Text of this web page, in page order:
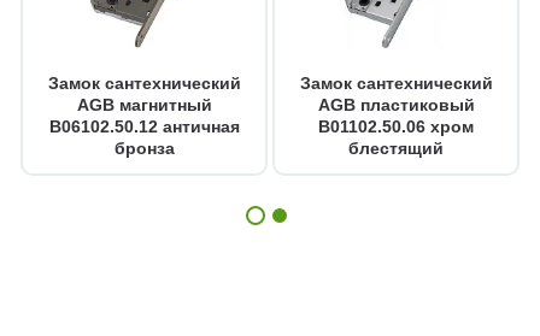
Замок сантехнический
AGB магнитный
B06102.50.12 античная
бронза
Замок сантехнический
AGB пластиковый
B01102.50.06 хром
блестящий